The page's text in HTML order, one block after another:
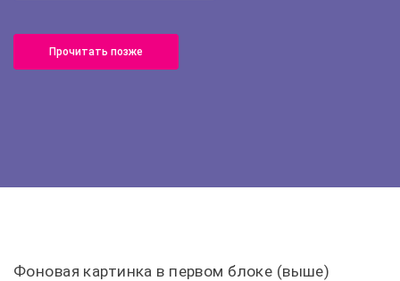
Прочитать позже
Фоновая картинка в первом блоке (выше)